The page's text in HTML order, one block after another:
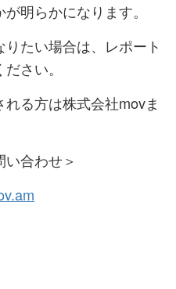
明らかになります。
たい場合は、レポート
さい。
る方は株式会社movま
合わせ＞